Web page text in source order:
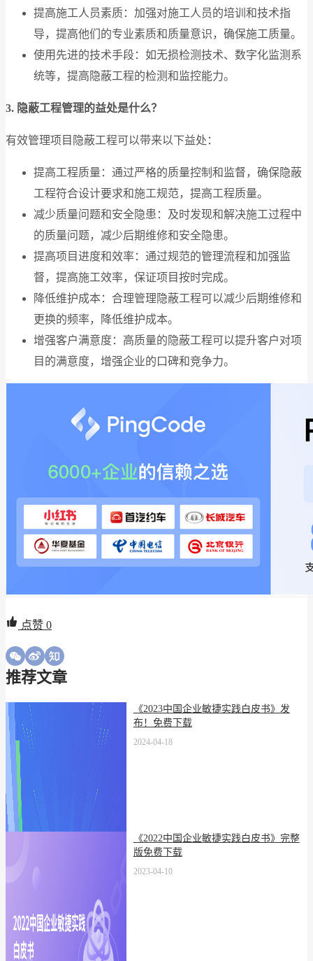
提高施工人员素质：加强对施工人员的培训和技术指
导，提高他们的专业素质和质量意识，确保施工质量。
使用先进的技术手段：如无损检测技术、数字化监测系
统等，提高隐蔽工程的检测和监控能力。
3. 隐蔽工程管理的益处是什么？
有效管理项目隐蔽工程可以带来以下益处：
提高工程质量：通过严格的质量控制和监督，确保隐蔽
工程符合设计要求和施工规范，提高工程质量。
减少质量问题和安全隐患：及时发现和解决施工过程中
的质量问题，减少后期维修和安全隐患。
提高项目进度和效率：通过规范的管理流程和加强监
督，提高施工效率，保证项目按时完成。
降低维护成本：合理管理隐蔽工程可以减少后期维修和
更换的频率，降低维护成本。
增强客户满意度：高质量的隐蔽工程可以提升客户对项
目的满意度，增强企业的口碑和竞争力。
点赞 0
推荐文章
《2023中国企业敏捷实践白皮书》发
布！免费下载
2024-04-18
《2022中国企业敏捷实践白皮书》完整
版免费下载
2023-04-10